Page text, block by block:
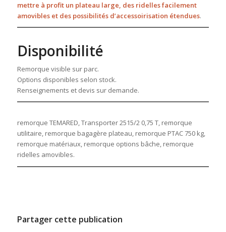
mettre à profit un plateau large, des ridelles facilement
amovibles et des possibilités d’accessoirisation étendues.
Disponibilité
Remorque visible sur parc.
Options disponibles selon stock.
Renseignements et devis sur demande.
remorque TEMARED, Transporter 2515/2 0,75 T, remorque
utilitaire, remorque bagagère plateau, remorque PTAC 750 kg,
remorque matériaux, remorque options bâche, remorque
ridelles amovibles.
Partager cette publication